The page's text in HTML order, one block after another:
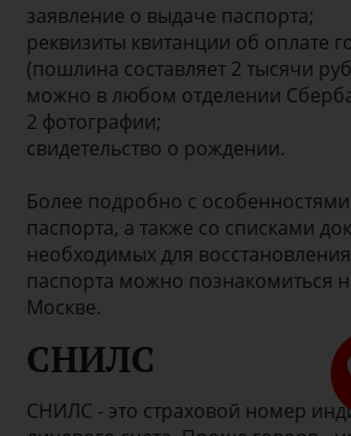
заявление о выдаче паспорта;
реквизиты квитанции об оплате
(пошлина составляет 2 тысячи
можно в любом отделении
2 фотографии;
свидетельство о рождении.
Более подробно с
паспорта, а также со списками
необходимых для
паспорта можно познакомиться
Москве.
СНИЛС
СНИЛС - это страховой номер